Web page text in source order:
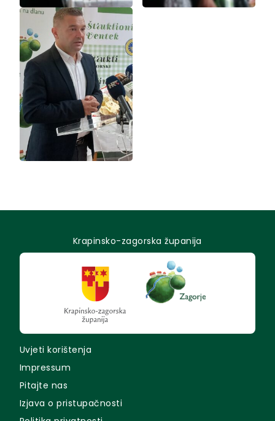
Krapinsko-zagorska županija
Uvjeti korištenja
Impressum
Pitajte nas
Izjava o pristupačnosti